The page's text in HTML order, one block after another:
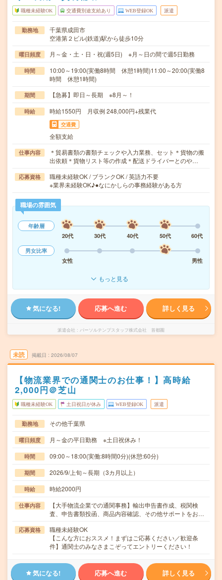
職種未経験OK 交通費別途支給あり WEB登録OK 派遣
勤務地
千葉県成田市
空港第２ビル(鉄道)駅から徒歩10分
曜日頻度 月～金・土・日・祝(週5日) ※月～日の間で週5日勤務
時間
10:00～19:00(実働8時間 休憩1時間)11:00～20:00(実働8
時間 休憩1時間)
期間 【急募】即日～長期 ※8月～！
時給 時給1550円 月収例 248,000円+残業代
交通費
全額支給
仕事内容
＊貿易書類の書類チェックや入力業務、セット＊貨物の搬
出依頼＊貨物リスト等の作成＊配送ドライバーとのや…
応募資格
職種未経験OK / ブランクOK / 英語力不要
※業界未経験OK♪●なにかしらの事務経験がある方
職場の雰囲気
年齢層
20代
30代 40代 50代
60代
男女比率
女性
男性
もっと見る
気になる! 応募へ進む 詳しく見る
派遣会社 パーソルテンプスタッフ株式会社 首都圏
未読 掲載日 2026/08/07
【物流業界での通関士のお仕事！】高時給
2,000円＠芝山
職種未経験OK 土日祝日が休み WEB登録OK 派遣
勤務地 その他千葉県
曜日頻度 月～金の平日勤務 ※土日祝休み！
時間 09:00～18:00(実働:8時間0分)(休憩:60分)
期間 2026/9/上旬～長期（3カ月以上）
時給 時給2000円
仕事内容
【大手物流企業での通関事務】輸出申告書作成、税関検
査、申告書類投函、商品内容確認、その他サポートをお…
応募資格
職種未経験OK
【こんな方におススメ！まずはご応募ください／歓迎条
件】通関士のみなさまこぞってエントリーください！
気になる! 応募へ進む 詳しく見る